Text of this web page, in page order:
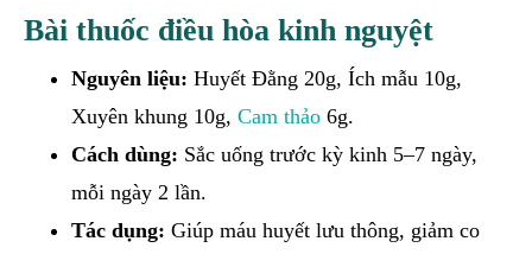
Bài thuốc điều hòa kinh nguyệt
Nguyên liệu: Huyết Đằng 20g, Ích mẫu 10g,
Xuyên khung 10g, Cam thảo 6g.
Cách dùng: Sắc uống trước kỳ kinh 5–7 ngày,
mỗi ngày 2 lần.
Tác dụng: Giúp máu huyết lưu thông, giảm co